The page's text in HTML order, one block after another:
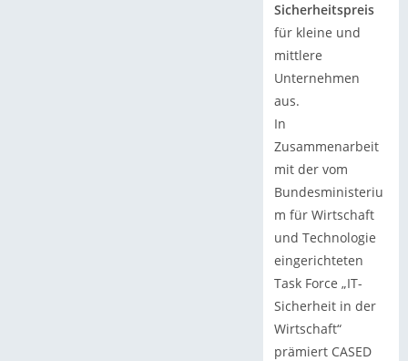
Sicherheitspreis
für kleine und
mittlere
Unternehmen
aus.
In
Zusammenarbeit
mit der vom
Bundesministeriu
m für Wirtschaft
und Technologie
eingerichteten
Task Force „IT-
Sicherheit in der
Wirtschaft“
prämiert CASED